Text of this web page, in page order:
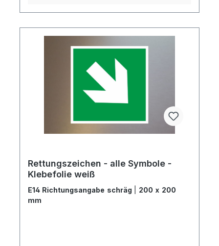
Rettungszeichen - alle Symbole -
Klebefolie weiß
E14 Richtungsangabe schräg
200 x 200
mm